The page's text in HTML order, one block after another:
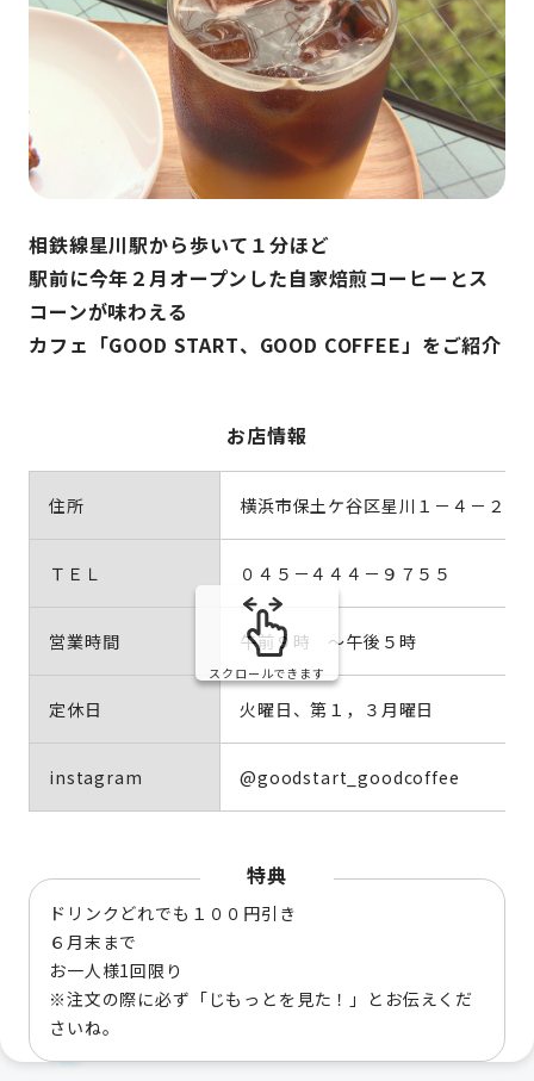
相鉄線星川駅から歩いて１分ほど
駅前に今年２月オープンした自家焙煎コーヒーとス
コーンが味わえる
カフェ「GOOD START、GOOD COFFEE」をご紹介
お店情報
住所 横浜市保土ケ谷区星川１－４－２２
ＴＥＬ ０４５－４４４－９７５５
営業時間 午前９時 ～午後５時
定休日 火曜日、第１，３月曜日
instagram @goodstart_goodcoffee
スクロールできます
特典
ドリンクどれでも１００円引き
６月末まで
お一人様1回限り
※注文の際に必ず「じもっとを見た！」とお伝えくだ
さいね。